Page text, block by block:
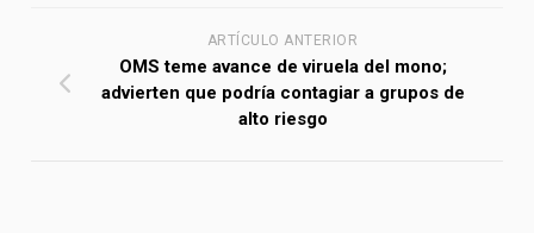
ARTÍCULO ANTERIOR
OMS teme avance de viruela del mono;
advierten que podría contagiar a grupos de
alto riesgo